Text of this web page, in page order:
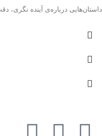
داستان‌هایی درباره‌ی آینده نگری،